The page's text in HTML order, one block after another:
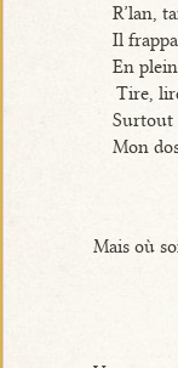
R’lan,
Il
En
Tire,
Surtout
Mon
Mais où